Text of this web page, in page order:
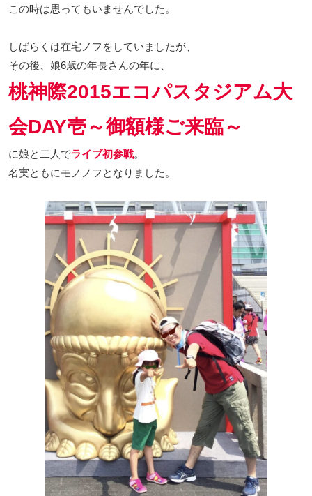
この時は思ってもいませんでした。
しばらくは在宅ノフをしていましたが、
その後、娘6歳の年長さんの年に、
桃神際2015エコパスタジアム大
会DAY壱～御額様ご来臨～
に娘と二人でライブ初参戦。
名実ともにモノノフとなりました。